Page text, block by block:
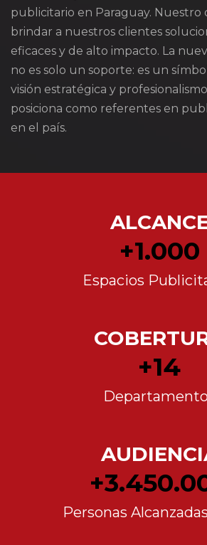
publicitario en Paraguay. Nuestro
brindar a nuestros clientes
eficaces y de alto impacto. La
no es solo un soporte: es un
visión estratégica y
posiciona como referentes en
en el país.
1.000
Espacios
14
Personas